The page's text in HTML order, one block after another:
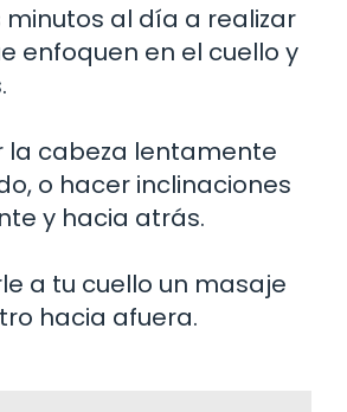
minutos al día a realizar
enfoquen en el cuello y
la cabeza lentamente
o hacer inclinaciones
y hacia atrás.
a tu cuello un masaje
hacia afuera.